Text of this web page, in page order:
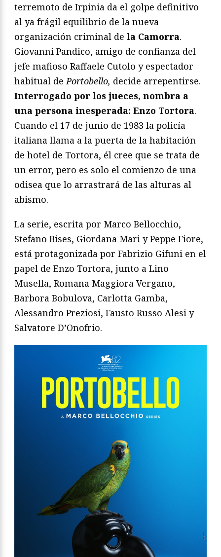
terremoto de Irpinia da el golpe definitivo
al ya frágil equilibrio de la nueva
organización criminal de la Camorra.
Giovanni Pandico, amigo de confianza del
jefe mafioso Raffaele Cutolo y espectador
habitual de Portobello, decide arrepentirse.
Interrogado por los jueces, nombra a
una persona inesperada: Enzo Tortora.
Cuando el 17 de junio de 1983 la policía
italiana llama a la puerta de la habitación
de hotel de Tortora, él cree que se trata de
un error, pero es solo el comienzo de una
odisea que lo arrastrará de las alturas al
abismo.
La serie, escrita por Marco Bellocchio,
Stefano Bises, Giordana Mari y Peppe Fiore,
está protagonizada por Fabrizio Gifuni en el
papel de Enzo Tortora, junto a Lino
Musella, Romana Maggiora Vergano,
Barbora Bobulova, Carlotta Gamba,
Alessandro Preziosi, Fausto Russo Alesi y
Salvatore D’Onofrio.